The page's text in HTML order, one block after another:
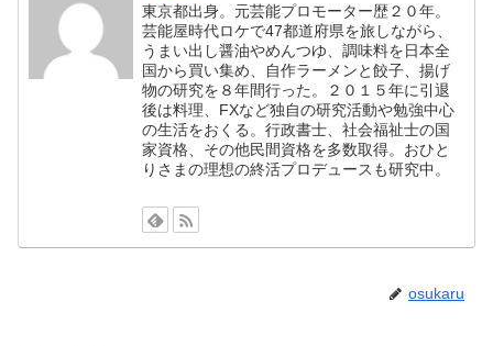
東京都出身。元芸能プロモーター歴２０年。
芸能屋時代ロケで47都道府県を旅しながら、
うまい出し醤油やめんつゆ、調味料を日本全
国から買い集め、自作ラーメンと餃子、揚げ
物の研究を８年間行った。２０１５年に引退
後は料理、FXなど独自の研究活動や勉強中心
の生活をおくる。行政書士、社会福祉士の国
家資格、その他民間資格を多数取得。おひと
りさまの理想の終活プロデュースも研究中。
osukaru